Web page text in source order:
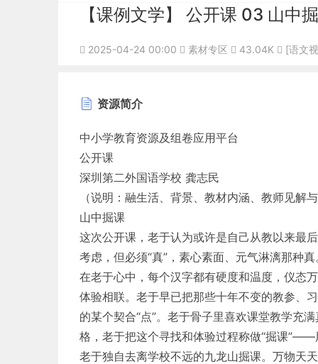
【课例文学】 公开课 03 山中
2025-04-24 00:00 素材专区 43.04K [语文
资源简介
中小学教育资源及组卷应用平台
公开课
深圳第二外国语学校 龚志民
（说明：融生活、背景、教材内涵、教师见解
山中掘课
这次公开课，老于认为或许是自己从教以来最
考虑，但必须“真”，素心素面、元气淋漓那种真
在老于心中，每个汉字都有硬度和温度，仪态
体验相联。老于早已把那些十年不变的教参、
的某个契合“点”。老于骨子里喜欢课堂教学充
格，老于把这个寻找和体验过程称做“掘课”——
老于独自去离学校不远的九龙山掘课。万物天